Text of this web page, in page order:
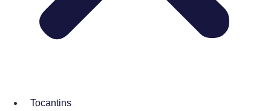
Tocantins